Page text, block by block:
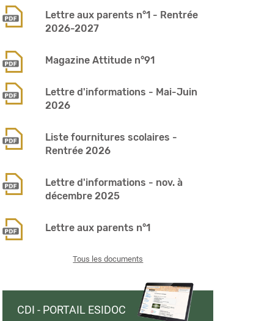
Lettre aux parents n°1 - Rentrée
2026-2027
Magazine Attitude n°91
Lettre d'informations - Mai-Juin
2026
Liste fournitures scolaires -
Rentrée 2026
Lettre d'informations - nov. à
décembre 2025
Lettre aux parents n°1
Tous les documents
CDI - PORTAIL ESIDOC